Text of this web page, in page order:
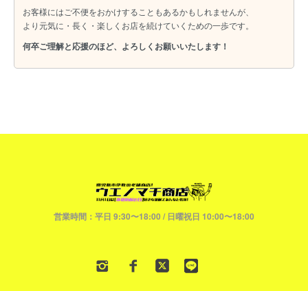
お客様にはご不便をおかけすることもあるかもしれませんが、
より元気に・長く・楽しくお店を続けていくための一歩です。
何卒ご理解と応援のほど、よろしくお願いいたします！
営業時間：平日 9:30〜18:00 / 日曜祝日 10:00〜18:00